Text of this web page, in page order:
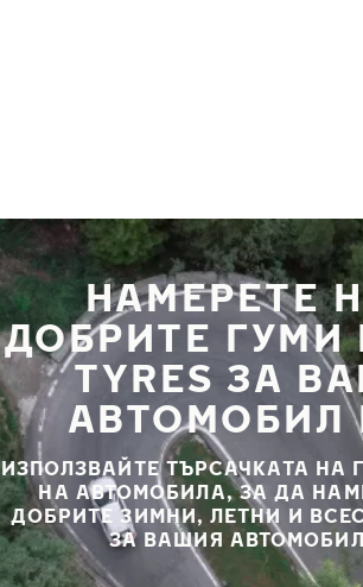
НАМЕРЕТЕ
ДОБРИТЕ ГУМИ
TYRES ЗА
АВТОМОБИЛ
ИЗПОЛЗВАЙТЕ ТЪРСАЧКАТА НА
НА АВТОМОБИЛА, ЗА ДА
ДОБРИТЕ ЗИМНИ, ЛЕТНИ И
ЗА ВАШИЯ АВТОМОБИЛ